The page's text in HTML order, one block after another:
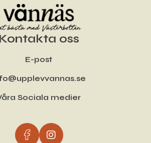
Kontakta oss
E-post
Sociala medier